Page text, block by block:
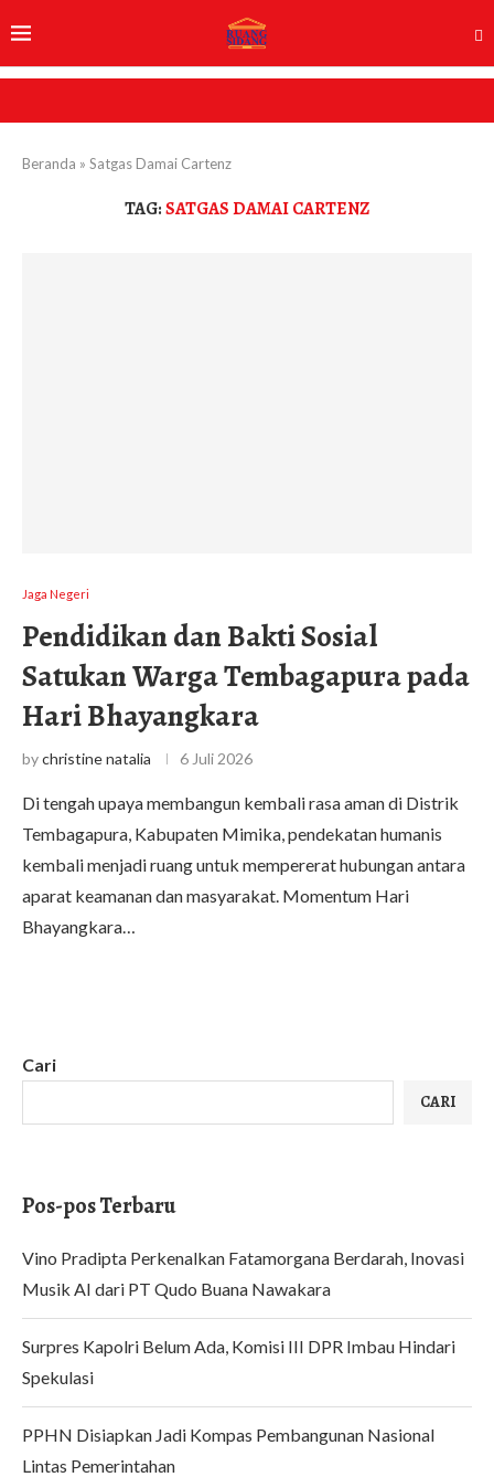
Beranda » Satgas Damai Cartenz
TAG:SATGAS DAMAI CARTENZ
Jaga Negeri
Pendidikan dan Bakti Sosial
Satukan Warga Tembagapura pada
Hari Bhayangkara
bychristine natalia 6 Juli 2026
Di tengah upaya membangun kembali rasa aman di Distrik
Tembagapura, Kabupaten Mimika, pendekatan humanis
kembali menjadi ruang untuk mempererat hubungan antara
aparat keamanan dan masyarakat. Momentum Hari
Bhayangkara…
Cari
CARI
Pos-pos Terbaru
Vino Pradipta Perkenalkan Fatamorgana Berdarah, Inovasi
Musik AI dari PT Qudo Buana Nawakara
Surpres Kapolri Belum Ada, Komisi III DPR Imbau Hindari
Spekulasi
PPHN Disiapkan Jadi Kompas Pembangunan Nasional
Lintas Pemerintahan